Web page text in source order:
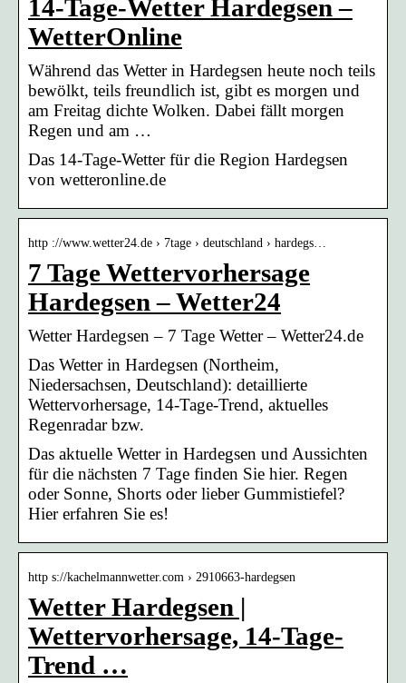
14-Tage-Wetter Hardegsen –
WetterOnline
Während das Wetter in Hardegsen heute noch teils
bewölkt, teils freundlich ist, gibt es morgen und
am Freitag dichte Wolken. Dabei fällt morgen
Regen und am …
Das 14-Tage-Wetter für die Region Hardegsen
von wetteronline.de
http ://www.wetter24.de › 7tage › deutschland › hardegs…
7 Tage Wettervorhersage
Hardegsen – Wetter24
Wetter Hardegsen – 7 Tage Wetter – Wetter24.de
Das Wetter in Hardegsen (Northeim,
Niedersachsen, Deutschland): detaillierte
Wettervorhersage, 14-Tage-Trend, aktuelles
Regenradar bzw.
Das aktuelle Wetter in Hardegsen und Aussichten
für die nächsten 7 Tage finden Sie hier. Regen
oder Sonne, Shorts oder lieber Gummistiefel?
Hier erfahren Sie es!
http s://kachelmannwetter.com › 2910663-hardegsen
Wetter Hardegsen |
Wettervorhersage, 14-Tage-
Trend …